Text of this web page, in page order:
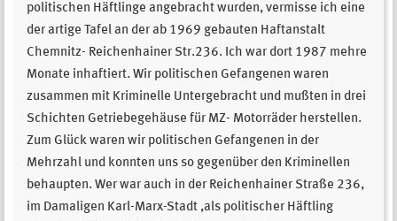
politischen Häftlinge angebracht wurden, vermisse ich eine
der artige Tafel an der ab 1969 gebauten Haftanstalt
Chemnitz- Reichenhainer Str.236. Ich war dort 1987 mehre
Monate inhaftiert. Wir politischen Gefangenen waren
zusammen mit Kriminelle Untergebracht und mußten in drei
Schichten Getriebegehäuse für MZ- Motorräder herstellen.
Zum Glück waren wir politischen Gefangenen in der
Mehrzahl und konnten uns so gegenüber den Kriminellen
behaupten. Wer war auch in der Reichenhainer Straße 236,
im Damaligen Karl-Marx-Stadt ,als politischer Häftling